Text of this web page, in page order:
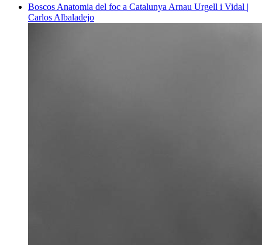
Boscos Anatomia del foc a Catalunya Arnau Urgell i Vidal |
Carlos Albaladejo